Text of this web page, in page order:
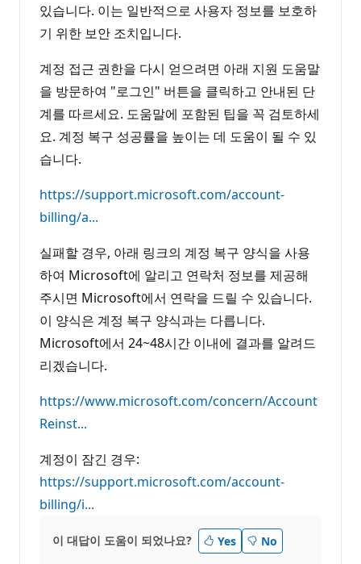
있습니다. 이는 일반적으로 사용자 정보를 보호하
기 위한 보안 조치입니다.
계정 접근 권한을 다시 얻으려면 아래 지원 도움말
을 방문하여 "로그인" 버튼을 클릭하고 안내된 단
계를 따르세요. 도움말에 포함된 팁을 꼭 검토하세
요. 계정 복구 성공률을 높이는 데 도움이 될 수 있
습니다.
https://support.microsoft.com/account-
billing/a...
실패할 경우, 아래 링크의 계정 복구 양식을 사용
하여 Microsoft에 알리고 연락처 정보를 제공해
주시면 Microsoft에서 연락을 드릴 수 있습니다.
이 양식은 계정 복구 양식과는 다릅니다.
Microsoft에서 24~48시간 이내에 결과를 알려드
리겠습니다.
https://www.microsoft.com/concern/Account
Reinst...
계정이 잠긴 경우:
https://support.microsoft.com/account-
billing/i...
이 대답이 도움이 되었나요? Yes No